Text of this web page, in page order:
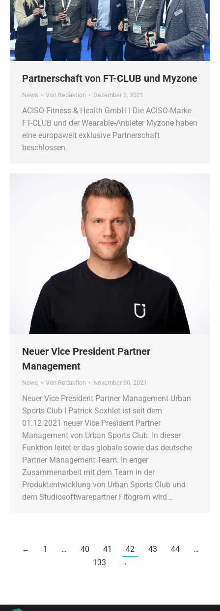
Partnerschaft von FT-CLUB und Myzone
News Von Redaktion Dezember 3, 2021
ACISO Fitness & Health GmbH ǀ Die ACISO-Marke
FT-CLUB und der Wearable-Anbieter Myzone haben
eine europaweit exklusive Partnerschaft
beschlossen.
Neuer Vice President Partner
Management
News Von Redaktion November 30, 2021
Neuer Vice President Partner Management Urban
Sports Club ǀ Patrick Soxhlet ist seit dem
01.12.2021 neuer Vice President Partner
Management von Urban Sports Club. In dieser
Funktion leitet er das globale sowie das deutsche
Partner Management Team. In enger
Zusammenarbeit mit dem Team in der
Produktentwicklung von Urban Sports Club und
dem Studiosoftwarepartner Fitogram wird…
← 1 … 40 41 42 43 44
…
133
→